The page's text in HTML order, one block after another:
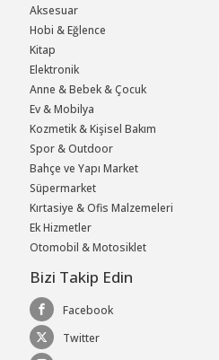
Aksesuar
Hobi & Eğlence
Kitap
Elektronik
Anne & Bebek & Çocuk
Ev & Mobilya
Kozmetik & Kişisel Bakım
Spor & Outdoor
Bahçe ve Yapı Market
Süpermarket
Kırtasiye & Ofis Malzemeleri
Ek Hizmetler
Otomobil & Motosiklet
Bizi Takip Edin
Facebook
Twitter